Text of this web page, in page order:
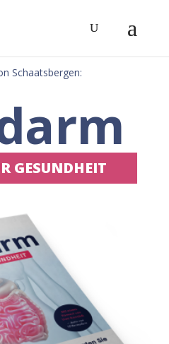
Schaatsbergen:
GESUNDHEIT